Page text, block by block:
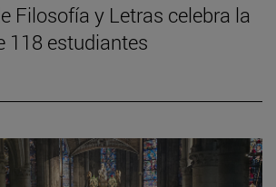
Filosofía y Letras celebra la
118 estudiantes